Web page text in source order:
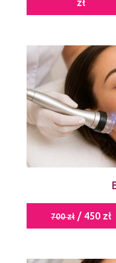
zł
700 zł / 450 zł